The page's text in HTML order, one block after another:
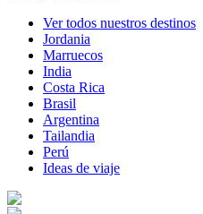
Ver todos nuestros destinos
Jordania
Marruecos
India
Costa Rica
Brasil
Argentina
Tailandia
Perú
Ideas de viaje